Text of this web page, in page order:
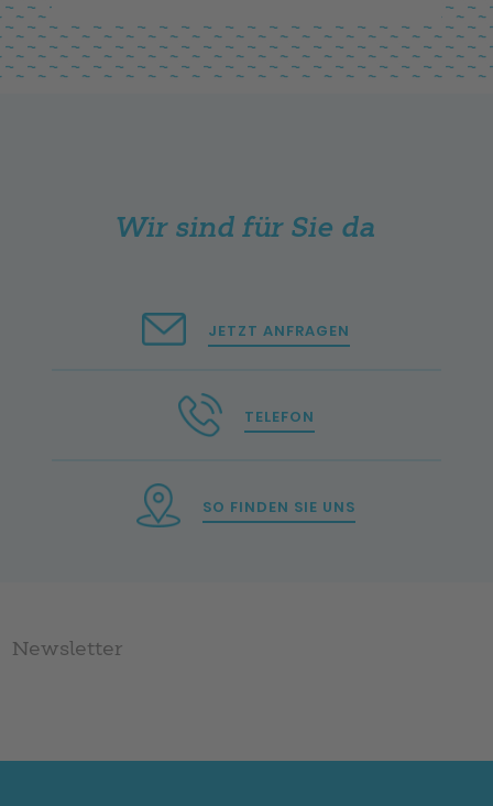
Wir sind für Sie da
JETZT ANFRAGEN
TELEFON
SO FINDEN SIE UNS
Newsletter